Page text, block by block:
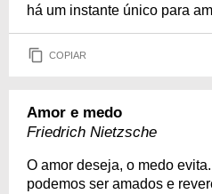
há um instante único para
COPIAR
Amor e medo
Friedrich Nietzsche
O amor deseja, o medo
podemos ser amados e